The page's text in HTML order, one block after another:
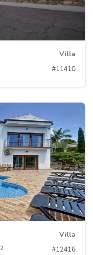
Villa
#11410
Villa
2 #12416